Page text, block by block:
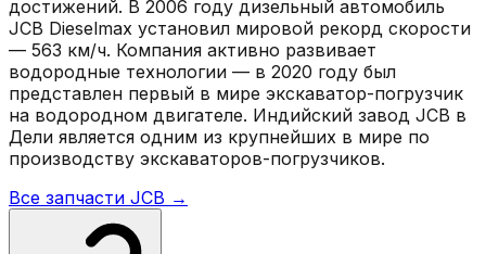
достижений. В 2006 году дизельный автомобиль
JCB Dieselmax установил мировой рекорд скорости
— 563 км/ч. Компания активно развивает
водородные технологии — в 2020 году был
представлен первый в мире экскаватор-погрузчик
на водородном двигателе. Индийский завод JCB в
Дели является одним из крупнейших в мире по
производству экскаваторов-погрузчиков.
Все запчасти JCB →